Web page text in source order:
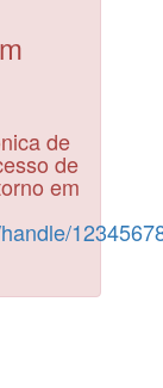
de
de
em